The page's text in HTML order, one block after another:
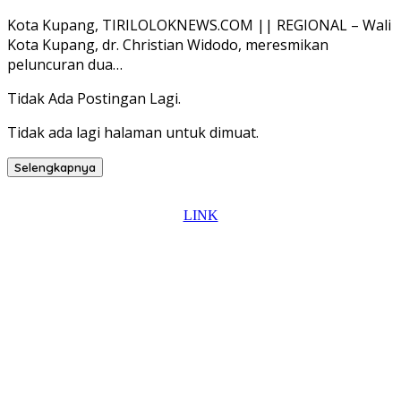
Kota Kupang, TIRILOLOKNEWS.COM || REGIONAL – Wali
Kota Kupang, dr. Christian Widodo, meresmikan
peluncuran dua…
Tidak Ada Postingan Lagi.
Tidak ada lagi halaman untuk dimuat.
Selengkapnya